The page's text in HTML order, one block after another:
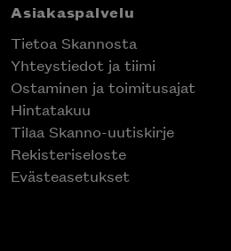
Asiakaspalvelu
Tietoa Skannosta
Yhteystiedot ja tiimi
Ostaminen ja toimitusajat
Hintatakuu
Tilaa Skanno-uutiskirje
Rekisteriseloste
Evästeasetukset